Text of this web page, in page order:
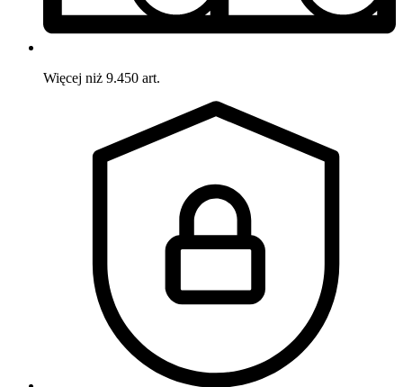
Więcej niż 9.450 art.